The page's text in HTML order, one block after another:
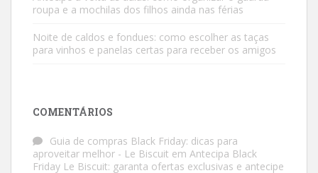
roupa e a mochilas dos filhos ainda nas férias
Noite de caldos e fondues: como escolher as taças
para vinhos e panelas certas para receber os amigos
COMENTÁRIOS
Guia de compras Black Friday: dicas para
aproveitar melhor - Le Biscuit em Antecipa Black
Friday Le Biscuit: garanta ofertas exclusivas e antecipe